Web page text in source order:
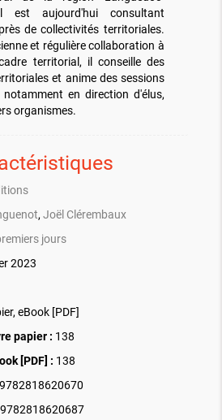
est aujourd'hui consultant
de collectivités territoriales.
et régulière collaboration à
territorial, il conseille des
et anime des sessions
en direction d'élus,
organismes.
,Joël Clérembaux
jours
2023
eBook [PDF]
papier : 138
[PDF] : 138
9782818620670
9782818620687